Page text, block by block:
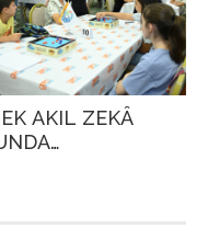
AKIL ZEKÂ
PAYLAŞTI